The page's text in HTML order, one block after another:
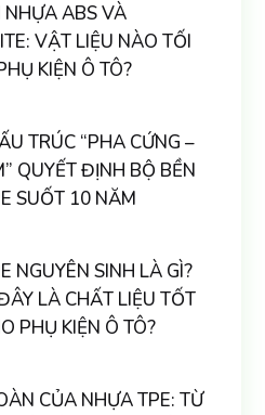
NHỰA ABS VÀ
VẬT LIỆU NÀO TỐI
KIỆN Ô TÔ?
TRÚC “PHA CỨNG –
QUYẾT ĐỊNH BỘ BỀN
SUỐT 10 NĂM
NGUYÊN SINH LÀ GÌ?
LÀ CHẤT LIỆU TỐT
PHỤ KIỆN Ô TÔ?
CỦA NHỰA TPE: TỪ